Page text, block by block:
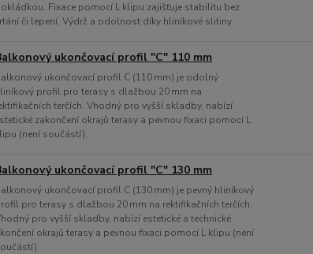
Fixace pomocí L klipu zajišťuje stabilitu bez
či lepení. Výdrž a odolnost díky hliníkové slitiny.
ukončovací profil "C" 110 mm
ukončovací profil C (110 mm) je odolný
profil pro terasy s dlažbou 20 mm na
terčích. Vhodný pro vyšší skladby, nabízí
zakončení okrajů terasy a pevnou fixaci pomocí L
(není součástí).
ukončovací profil "C" 130 mm
ukončovací profil C (130 mm) je pevný hliníkový
pro terasy s dlažbou 20 mm na rektifikačních terčích.
pro vyšší skladby, nabízí estetické a technické
okrajů terasy a pevnou fixaci pomocí L klipu (není